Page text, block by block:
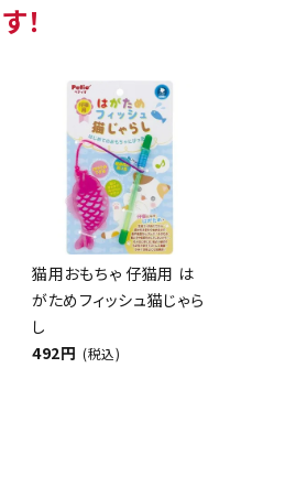
！
猫用おもちゃ 仔猫用 は
がためフィッシュ猫じゃら
し
492円 (税込)